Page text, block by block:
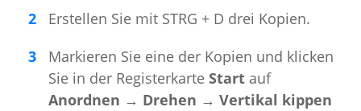
Erstellen Sie mit STRG + D drei Kopien.
Markieren Sie eine der Kopien und klicken
Sie in der Registerkarte Start auf
Anordnen → Drehen → Vertikal kippen